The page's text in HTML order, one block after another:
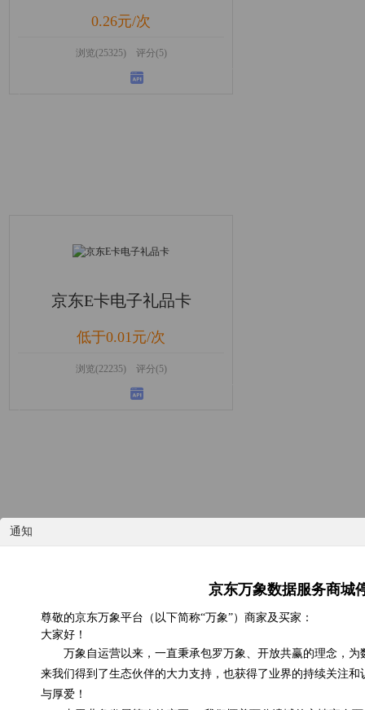
通知
京东万象数据服务商城
尊敬的京东万象平台（以下简称“万象”）商家及买家：
大家好！
万象自运营以来，一直秉承包罗万象、开放共赢的理念，
来我们得到了生态伙伴的大力支持，也获得了业界的持续关注
与厚爱！
0.26元/次
浏览(25325) 评分(5)
京东E卡电子礼品卡
低于0.01元/次
浏览(22235) 评分(5)
国内天气实况
0.07元/次